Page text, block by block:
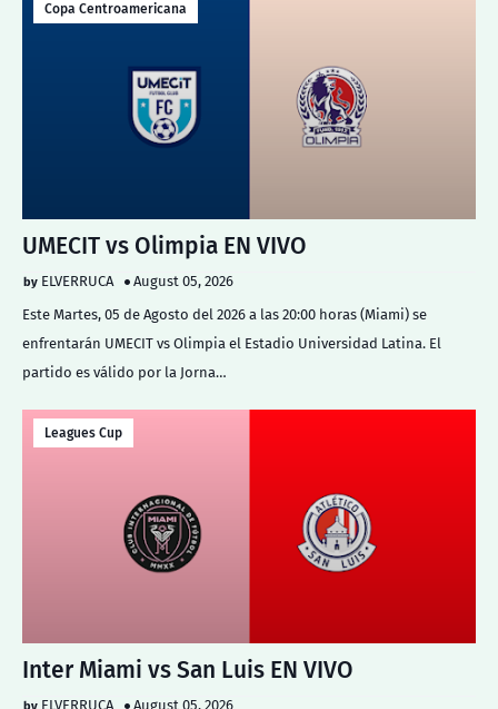
Copa Centroamericana
UMECIT vs Olimpia EN VIVO
ELVERRUCA
August 05, 2026
Este Martes, 05 de Agosto del 2026 a las 20:00 horas (Miami) se
enfrentarán UMECIT vs Olimpia el Estadio Universidad Latina. El
partido es válido por la Jorna…
Leagues Cup
Inter Miami vs San Luis EN VIVO
ELVERRUCA
August 05, 2026